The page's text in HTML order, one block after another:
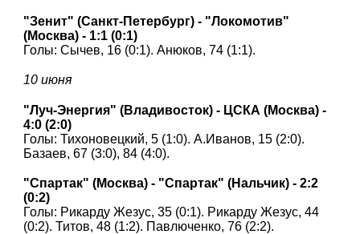
"Зенит" (Санкт-Петербург) - "Локомотив"
(Москва) - 1:1 (0:1)
Голы: Сычев, 16 (0:1). Анюков, 74 (1:1).
10 июня
"Луч-Энергия" (Владивосток) - ЦСКА (Москва) -
4:0 (2:0)
Голы: Тихоновецкий, 5 (1:0). А.Иванов, 15 (2:0).
Базаев, 67 (3:0), 84 (4:0).
"Спартак" (Москва) - "Спартак" (Нальчик) - 2:2
(0:2)
Голы: Рикарду Жезус, 35 (0:1). Рикарду Жезус, 44
(0:2). Титов, 48 (1:2). Павлюченко, 76 (2:2).